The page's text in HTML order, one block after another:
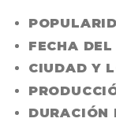
FECHA
CIUDAD Y
DURACIÓN